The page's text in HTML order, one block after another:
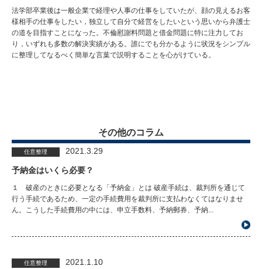
法学部卒業後は一般企業で経理や人事の仕事をしていたが、顔の見えるお客
様相手の仕事をしたい，独立して自分で経営をしたいという思いから弁護士
の道を目指すことになった。不倫慰謝料問題と借金問題に特に注力してお
り，いずれも多数の解決実績がある。誰にでも分かるように状況をシンプル
に整理してなるべく簡単な言葉で説明することを心がけている。
その他のコラム
任意整理 2021.3.29
予納金はいくら必要？
１ 破産のときに必要となる「予納金」とは 破産手続は、裁判所を通じて
行う手続であるため、一定の手続費用を裁判所に支払わなくてはなりませ
ん。こうした手続費用の中には、申立手数料、予納郵券、予納...
任意整理 2021.1.10